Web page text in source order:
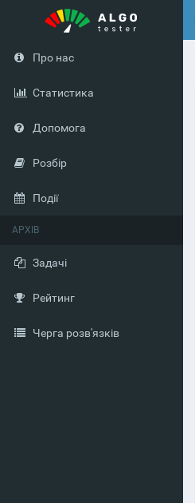
Про нас
Статистика
Допомога
Розбір
Події
АРХІВ
Задачі
Рейтинг
Черга розв'язків